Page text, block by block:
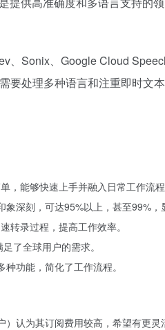
Sonix、Google Cloud
处理多种语言和注重即时文
，能够快速上手并融入日常工作流程
深刻，可达95%以上，甚至99%，
转录过程，提高工作效率。
了全球用户的需求。
功能，简化了工作流程。
认为其订阅费用较高，希望有更灵